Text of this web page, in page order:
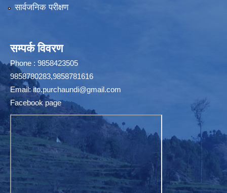
सार्वजनिक परीक्षण
सम्पर्क विवरण
Phone : 9858423505
9858780283,9858781616
Email:ito.purchaundi@gmail.com
Facebook page